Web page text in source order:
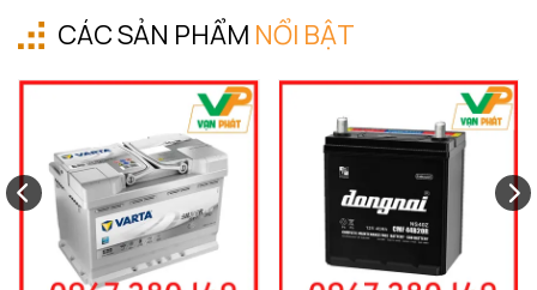
CÁC SẢN PHẨM NỔI BẬT